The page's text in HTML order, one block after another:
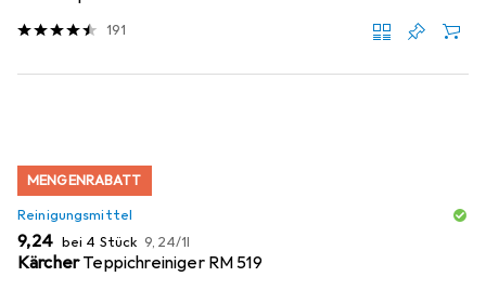
191
MENGENRABATT
Reinigungsmittel
EUR
9,24 bei 4 Stück EUR
9,24/1l
KärcherTeppichreiniger RM 519